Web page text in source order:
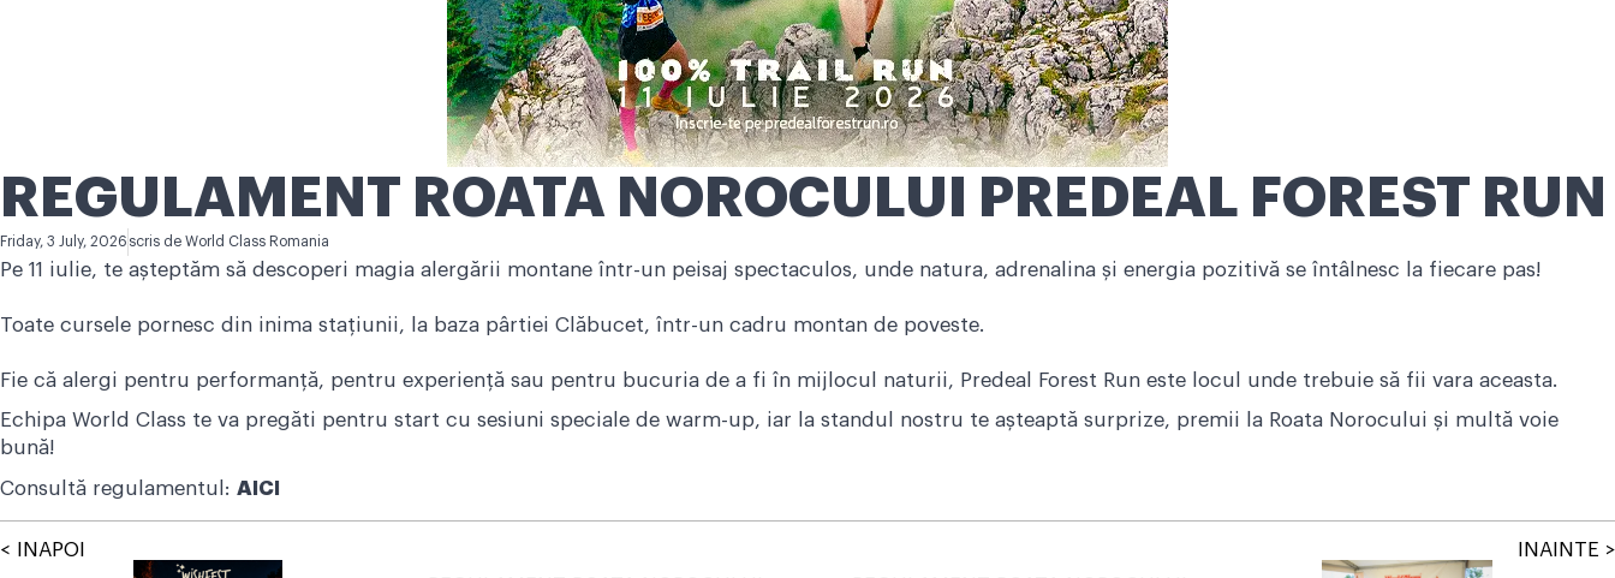
REGULAMENT ROATA NOROCULUI PREDEAL FOREST RUN
Friday, 3 July, 2026 scris de World Class Romania
Pe 11 iulie, te așteptăm să descoperi magia alergării montane într-un peisaj spectaculos, unde natura, adrenalina și energia pozitivă se întâlnesc la fiecare pas!
Toate cursele pornesc din inima stațiunii, la baza pârtiei Clăbucet, într-un cadru montan de poveste.
Fie că alergi pentru performanță, pentru experiență sau pentru bucuria de a fi în mijlocul naturii, Predeal Forest Run este locul unde trebuie să fii vara aceasta.
Echipa World Class te va pregăti pentru start cu sesiuni speciale de warm-up, iar la standul nostru te așteaptă surprize, premii la Roata Norocului și multă voie
bună!
Consultă regulamentul: AICI
< INAPOI
INAINTE >